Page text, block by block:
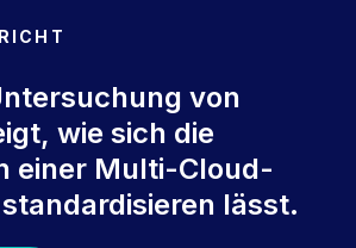
von
wie sich die
einer Multi-Cloud-
lässt.